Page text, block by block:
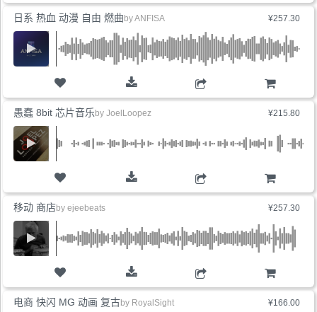
¥257.30
购物车
日系 热血 动漫 自由 燃曲 byANFISA
¥215.80
购物车
愚蠢 8bit 芯片音乐 by JoelLoopez
¥257.30
购物车
移动 商店by ejeebeats
¥166.00
电商 快闪 MG 动画 复古by RoyalSight